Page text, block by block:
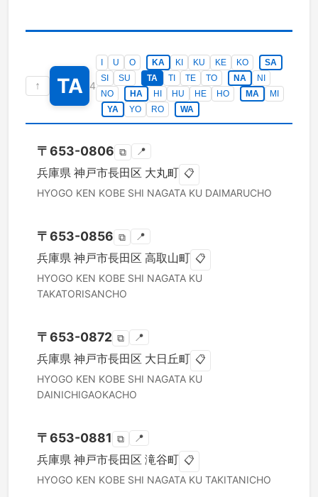
↑ TA 4
U O KA KI KU KE KO
SA
SI
SU TA TI TE TO NA
NI
NO
HA HI HU HE HO MA
MI
YA
YO RO WA
〒653-0806 ⧉ 📍
兵庫県 神戸市長田区 大丸町 📋
HYOGO KEN KOBE SHI NAGATA KU DAIMARUCHO
〒653-0856 ⧉ 📍
兵庫県 神戸市長田区 高取山町 📋
HYOGO KEN KOBE SHI NAGATA KU
TAKATORISANCHO
〒653-0872 ⧉ 📍
兵庫県 神戸市長田区 大日丘町 📋
HYOGO KEN KOBE SHI NAGATA KU
DAINICHIGAOKACHO
〒653-0881 ⧉ 📍
兵庫県 神戸市長田区 滝谷町 📋
HYOGO KEN KOBE SHI NAGATA KU TAKITANICHO